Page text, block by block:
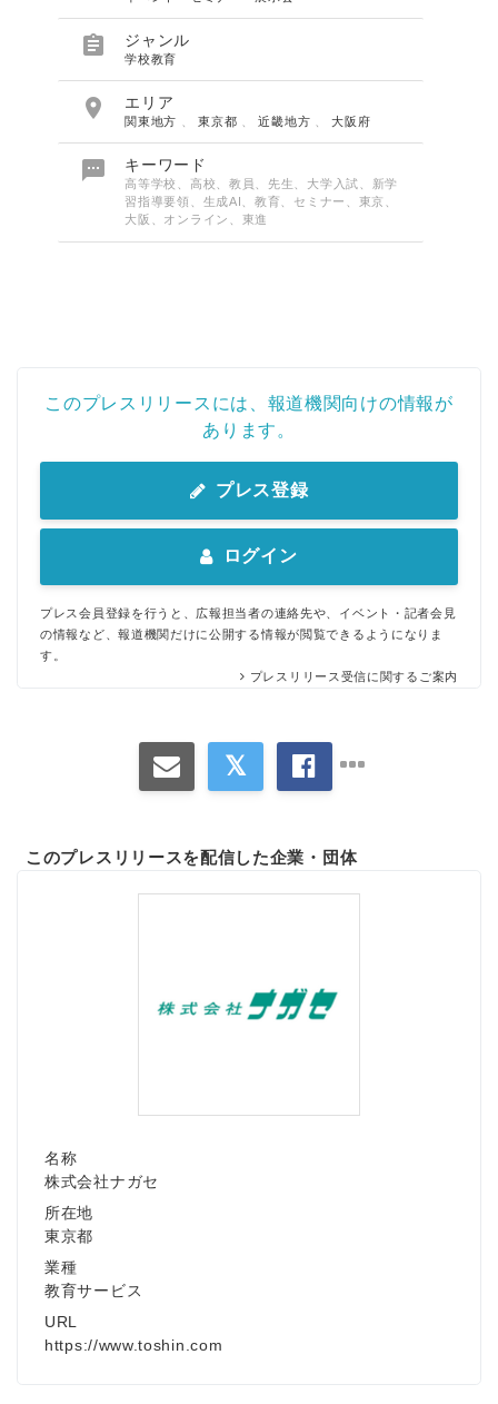
 ジャンル
学校教育
 エリア
関東地方 、東京都 、近畿地方 、大阪府
 キーワード
高等学校、高校、教員、先生、大学入試、新学
習指導要領、生成AI、教育、セミナー、東京、
大阪、オンライン、東進
このプレスリリースには、報道機関向けの情報が
あります。
プレス登録
ログイン
プレス会員登録を行うと、広報担当者の連絡先や、イベント・記者会見
の情報など、報道機関だけに公開する情報が閲覧できるようになりま
す。
プレスリリース受信に関するご案内
このプレスリリースを配信した企業・団体
名称
株式会社ナガセ
所在地
東京都
業種
教育サービス
URL
https://www.toshin.com